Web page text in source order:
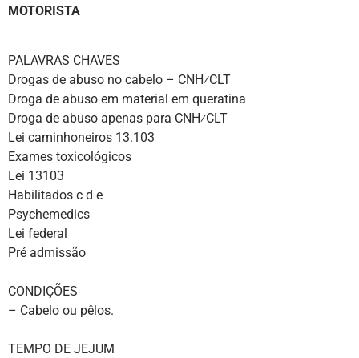
MOTORISTA
PALAVRAS CHAVES
Drogas de abuso no cabelo – CNH⁄CLT
Droga de abuso em material em queratina
Droga de abuso apenas para CNH⁄CLT
Lei caminhoneiros 13.103
Exames toxicológicos
Lei 13103
Habilitados c d e
Psychemedics
Lei federal
Pré admissão
CONDIÇÕES
– Cabelo ou pêlos.
TEMPO DE JEJUM